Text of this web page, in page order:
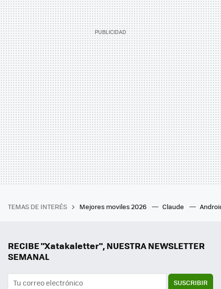
TEMAS DE INTERÉS Mejores moviles 2026 Claude
RECIBE "Xatakaletter", NUESTRA NEWSLETTER
SEMANAL
SUSCRIBIR